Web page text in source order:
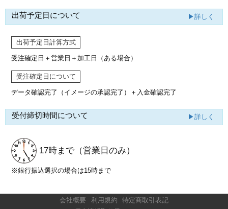
出荷予定日について ▶詳しく
出荷予定日計算方式
受注確定日＋営業日＋加工日（ある場合）
受注確定日について
データ確認完了（イメージの承認完了） ＋入金確認完了
受付締切時間について ▶詳しく
17時まで （営業日のみ）
※銀行振込選択の場合は15時まで
会社概要 利用規約
特定商取引表記